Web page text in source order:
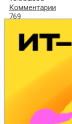
Комментарии
769